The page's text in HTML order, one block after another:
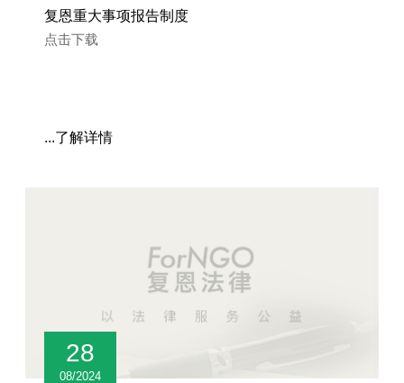
复恩重大事项报告制度
点击下载
...了解详情
28
08/2024